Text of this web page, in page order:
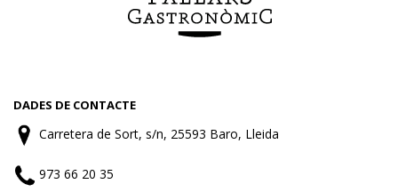
DADES DE CONTACTE
Carretera de Sort, s/n, 25593 Baro, Lleida
973 66 20 35